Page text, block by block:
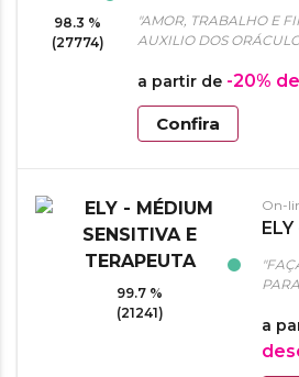
98.3 %
(27774)
"AMOR, TRABALHO E
AUXILIO DOS
a partir de -20%
Confira
99.7 %
(21241)
On-
a